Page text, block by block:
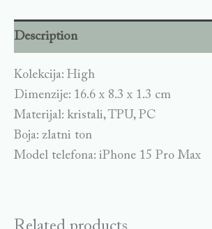
Description
Kolekcija: High
Dimenzije: 16.6 x 8.3 x 1.3 cm
Materijal: kristali, TPU, PC
Boja: zlatni ton
Model telefona: iPhone 15 Pro Max